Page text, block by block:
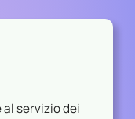
servizio dei